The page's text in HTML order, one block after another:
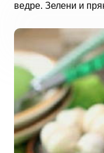
ведре. Зелени и